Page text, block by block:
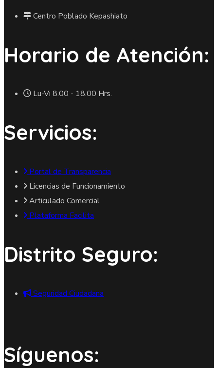
Centro Poblado Kepashiato
Horario de Atención:
Lu-Vi 8.00 - 18.00 Hrs.
Servicios:
Portal de Transparencia
Licencias de Funcionamiento
Articulado Comercial
Plataforma Facilita
Distrito Seguro:
Seguridad Ciudadana
Síguenos: